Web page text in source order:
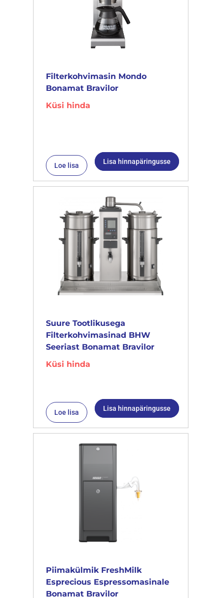
Filterkohvimasin Mondo
Bonamat Bravilor
Küsi hinda
Loe lisa Lisa hinnapäringusse
Suure Tootlikusega
Filterkohvimasinad BHW
Seeriast Bonamat Bravilor
Küsi hinda
Loe lisa Lisa hinnapäringusse
Piimakülmik FreshMilk
Esprecious Espressomasinale
Bonamat Bravilor